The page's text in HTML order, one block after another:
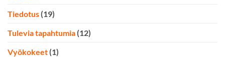
Tiedotus (19)
Tulevia tapahtumia (12)
Vyökokeet (1)